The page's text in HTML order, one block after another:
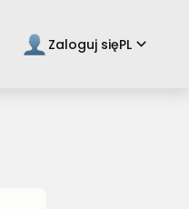
Zaloguj sięPL keyboard_arrow_down